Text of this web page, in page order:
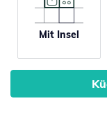
Mit Insel